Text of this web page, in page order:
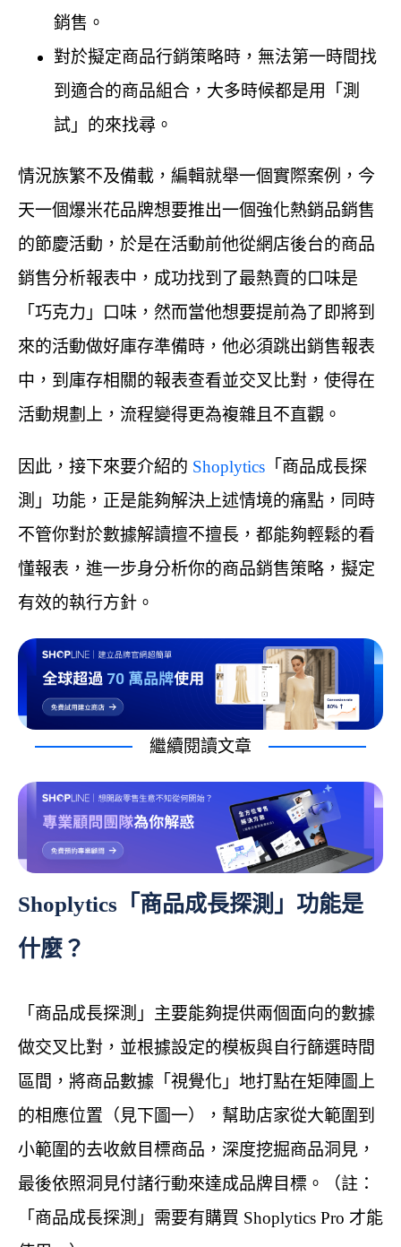
銷售。
對於擬定商品行銷策略時，無法第一時間找
到適合的商品組合，大多時候都是用「測
試」的來找尋。
情況族繁不及備載，編輯就舉一個實際案例，今
天一個爆米花品牌想要推出一個強化熱銷品銷售
的節慶活動，於是在活動前他從網店後台的商品
銷售分析報表中，成功找到了最熱賣的口味是
「巧克力」口味，然而當他想要提前為了即將到
來的活動做好庫存準備時，他必須跳出銷售報表
中，到庫存相關的報表查看並交叉比對，使得在
活動規劃上，流程變得更為複雜且不直觀。
因此，接下來要介紹的 Shoplytics 「商品成長探
測」功能，正是能夠解決上述情境的痛點，同時
不管你對於數據解讀擅不擅長，都能夠輕鬆的看
懂報表，進一步身分析你的商品銷售策略，擬定
有效的執行方針。
繼續閱讀文章
Shoplytics「商品成長探測」功能是
什麼？
「商品成長探測」主要能夠提供兩個面向的數據
做交叉比對，並根據設定的模板與自行篩選時間
區間，將商品數據「視覺化」地打點在矩陣圖上
的相應位置（見下圖一），幫助店家從大範圍到
小範圍的去收斂目標商品，深度挖掘商品洞見，
最後依照洞見付諸行動來達成品牌目標。（註：
「商品成長探測」需要有購買 Shoplytics Pro 才能